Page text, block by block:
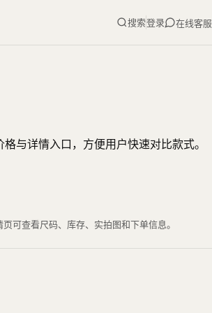
搜索登录 在线客服
与详情入口，方便用户快速对比款式。
可查看尺码、库存、实拍图和下单信息。